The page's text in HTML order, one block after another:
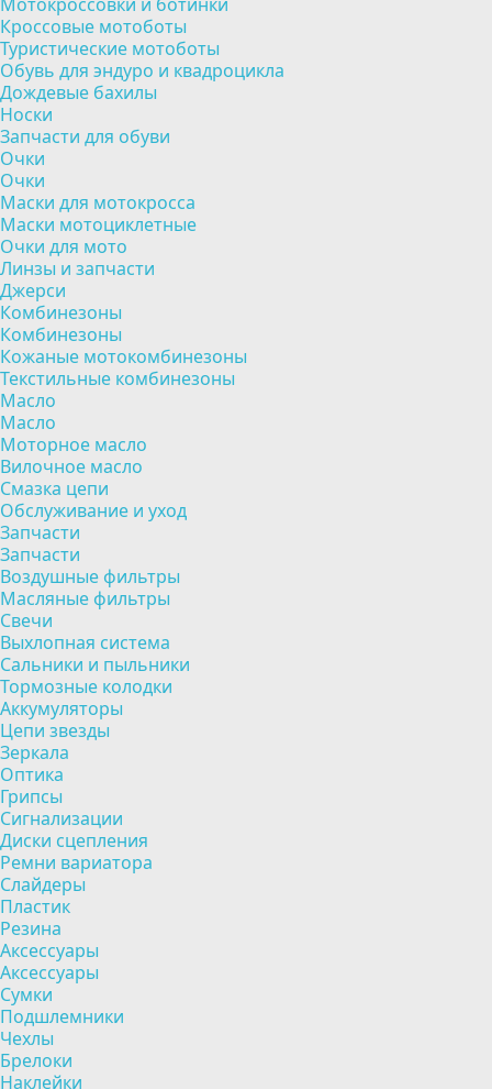
Кроссовые мотоботы
Туристические мотоботы
Обувь для эндуро и квадроцикла
Дождевые бахилы
Носки
Запчасти для обуви
Очки
Очки
Маски для мотокросса
Маски мотоциклетные
Очки для мото
Линзы и запчасти
Джерси
Комбинезоны
Комбинезоны
Кожаные мотокомбинезоны
Текстильные комбинезоны
Масло
Масло
Моторное масло
Вилочное масло
Смазка цепи
Обслуживание и уход
Запчасти
Запчасти
Воздушные фильтры
Масляные фильтры
Свечи
Выхлопная система
Сальники и пыльники
Тормозные колодки
Аккумуляторы
Цепи звезды
Зеркала
Оптика
Грипсы
Сигнализации
Диски сцепления
Ремни вариатора
Слайдеры
Пластик
Резина
Аксессуары
Аксессуары
Сумки
Подшлемники
Чехлы
Брелоки
Наклейки